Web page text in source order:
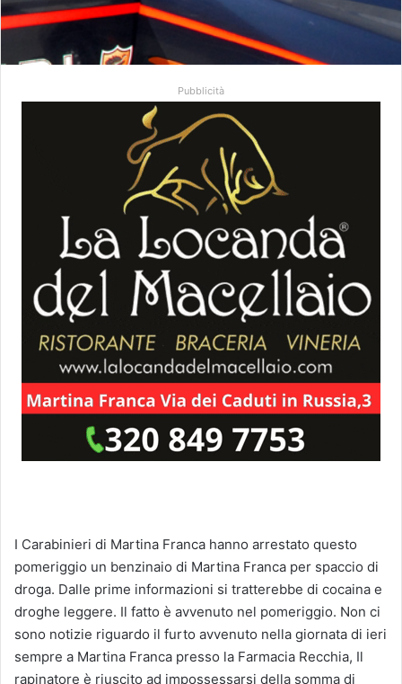
Pubblicità
I Carabinieri di Martina Franca hanno arrestato questo
pomeriggio un benzinaio di Martina Franca per spaccio di
droga. Dalle prime informazioni si tratterebbe di cocaina e
droghe leggere. Il fatto è avvenuto nel pomeriggio. Non ci
sono notizie riguardo il furto avvenuto nella giornata di ieri
sempre a Martina Franca presso la Farmacia Recchia, Il
rapinatore è riuscito ad impossessarsi della somma di